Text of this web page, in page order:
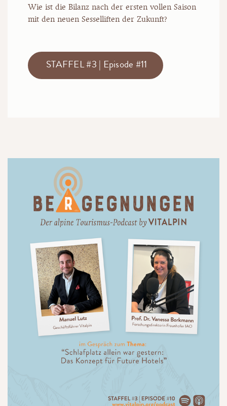
Wie ist die Bilanz nach der ersten vollen Saison
mit den neuen Sesselliften der Zukunft?
STAFFEL #3 | Episode #11